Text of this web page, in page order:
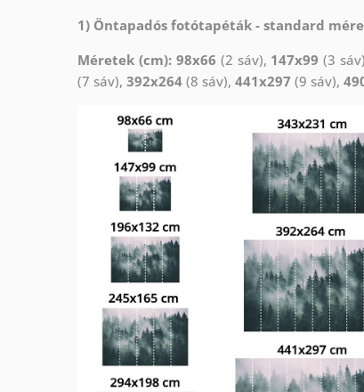
1) Öntapadós fotótapéták - standard
Méretek (cm): 98x66 (2 sáv), 147x99 (3
(7 sáv), 392x264 (8 sáv), 441x297 (9 sáv),